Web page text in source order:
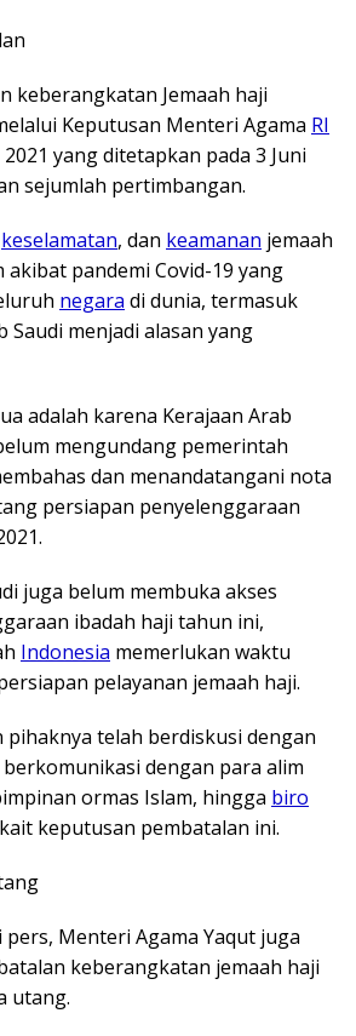
keberangkatan Jemaah haji
Keputusan Menteri Agama RI
yang ditetapkan pada 3 Juni
sejumlah pertimbangan.
keselamatan, dan keamanan jemaah
akibat pandemi Covid-19 yang
negara di dunia, termasuk
Saudi menjadi alasan yang
adalah karena Kerajaan Arab
mengundang pemerintah
dan menandatangani nota
persiapan penyelenggaraan
juga belum membuka akses
ibadah haji tahun ini,
Indonesia memerlukan waktu
pelayanan jemaah haji.
pihaknya telah berdiskusi dengan
berkomunikasi dengan para alim
ormas Islam, hingga biro
keputusan pembatalan ini.
Menteri Agama Yaqut juga
keberangkatan jemaah haji
utang.